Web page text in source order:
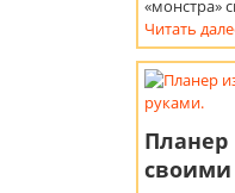
«монстра»
Читать
Планер